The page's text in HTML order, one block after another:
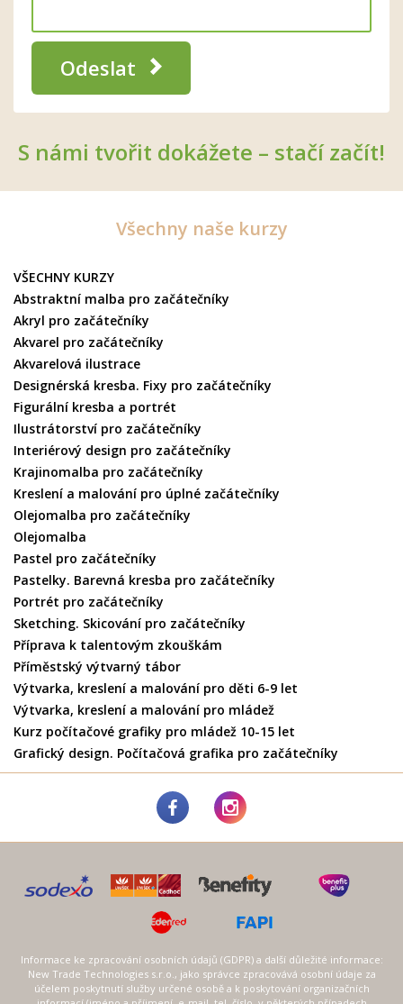
Odeslat
S námi tvořit dokážete – stačí začít!
Všechny naše kurzy
VŠECHNY KURZY
Abstraktní malba pro začátečníky
Akryl pro začátečníky
Akvarel pro začátečníky
Akvarelová ilustrace
Designérská kresba. Fixy pro začátečníky
Figurální kresba a portrét
Ilustrátorství pro začátečníky
Interiérový design pro začátečníky
Krajinomalba pro začátečníky
Kreslení a malování pro úplné začátečníky
Olejomalba pro začátečníky
Olejomalba
Pastel pro začátečníky
Pastelky. Barevná kresba pro začátečníky
Portrét pro začátečníky
Sketching. Skicování pro začátečníky
Příprava k talentovým zkouškám
Příměstský výtvarný tábor
Výtvarka, kreslení a malování pro děti 6-9 let
Výtvarka, kreslení a malování pro mládež
Kurz počítačové grafiky pro mládež 10-15 let
Grafický design. Počítačová grafika pro začátečníky
Informace ke zpracování osobních údajů (GDPR) a další důležité informace:
New Trade Technologies s.r.o., jako správce zpracovává osobní údaje za
účelem poskytnutí služby určené osobě a k poskytování organizačních